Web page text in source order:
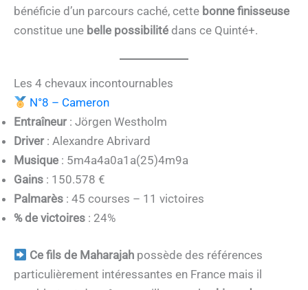
bénéficie d’un parcours caché, cette bonne finisseuse
constitue une belle possibilité dans ce Quinté+.
Les 4 chevaux incontournables
N°8 – Cameron
Entraîneur: Jörgen Westholm
Driver: Alexandre Abrivard
Musique : 5m4a4a0a1a(25)4m9a
Gains : 150.578 €
Palmarès : 45 courses – 11 victoires
% de victoires : 24%
Ce fils de Maharajah possède des références
particulièrement intéressantes en France mais il